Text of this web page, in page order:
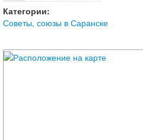
Категории:
Советы, союзы в Саранске